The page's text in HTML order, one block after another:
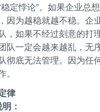
定悖论”。如果企业总
因为越稳就越不稳。企
，如果不经过刻意的打
队一定会越来越乱，无
彻底无法管理。因为任
。
律
：